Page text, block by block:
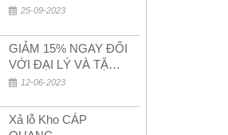
(Female) trong bộ đầu
25-09-2023
GIẢM 15% NGAY ĐỐI
VỚI ĐẠI LÝ VÀ TẶNG
QUÀ KHÁCH HÀNG
12-06-2023
Xả lỗ Kho CÁP